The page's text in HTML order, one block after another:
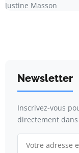
Justine Masson
Newsletter
Inscrivez-vous
directement